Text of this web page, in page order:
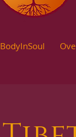
BodyInSoul